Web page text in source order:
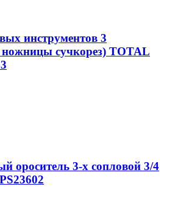
инструментов 3
ножницы сучкорез) TOTAL
ороситель 3-х сопловой 3/4